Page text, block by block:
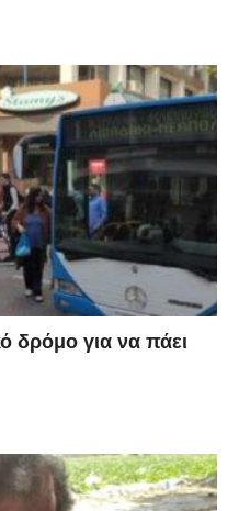
δρόμο για να πάει